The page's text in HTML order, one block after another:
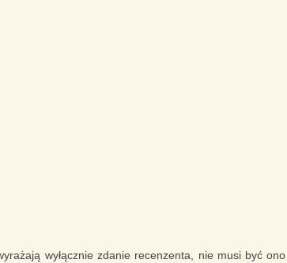
wyłącznie zdanie recenzenta, nie musi być ono